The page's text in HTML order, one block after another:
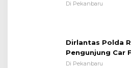
System OMP LK
Di Pekanbaru
Dirlantas Polda
Pengunjung Car
Pesan Edukasi
Di Pekanbaru